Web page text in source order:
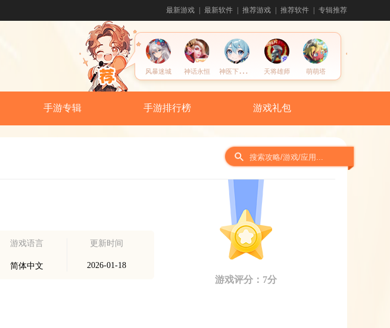
最新游戏 最新软件 推荐游戏 推荐软件 专辑推荐
风暴迷城 神话永恒 神
医下山系统 天将雄师 萌萌塔
手游专辑 手游排行榜 游戏礼包
游戏语言
简体中文
更新时间
2026-01-18
游戏评分：7分